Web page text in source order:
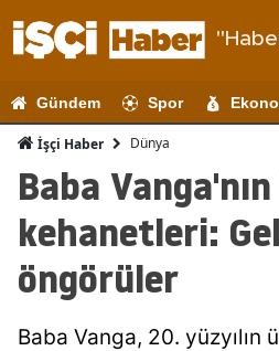
Gündem Spor
İşçi Haber Dünya
Baba
kehanetleri:
öngörüler
Baba Vanga, 20. yüzyılın